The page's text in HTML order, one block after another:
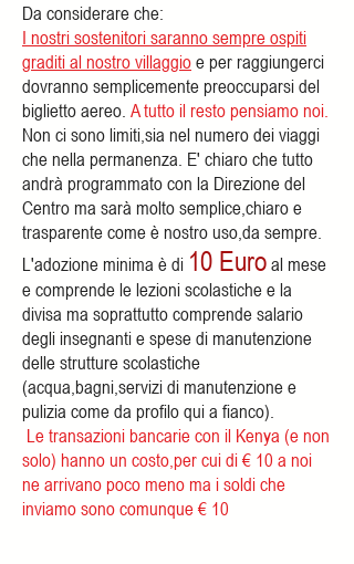
Da considerare che:
I nostri sostenitori saranno sempre ospiti
graditi al nostro villaggioe per raggiungerci
dovranno semplicemente preoccuparsi del
biglietto aereo. A tutto il resto pensiamo noi.
Non ci sono limiti,sia nel numero dei viaggi
che nella permanenza. E' chiaro che tutto
andrà programmato con la Direzione del
Centro ma sarà molto semplice,chiaro e
trasparente come è nostro uso,da sempre.
L'adozione minima è di 10 Euroal mese
e comprende le lezioni scolastiche e la
divisa ma soprattutto comprende salario
degli insegnanti e spese di manutenzione
delle strutture scolastiche
(acqua,bagni,servizi di manutenzione e
pulizia come da profilo qui a fianco).
Le transazioni bancarie con il Kenya (e non
solo) hanno un costo,per cui di € 10 a noi
ne arrivano poco meno ma i soldi che
inviamo sono comunque € 10